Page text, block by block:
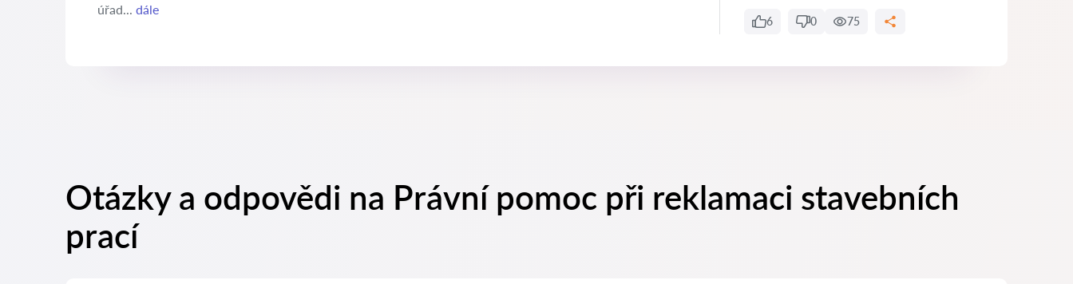
úřad... dále
6 0 75
Otázky a odpovědi na Právní pomoc při reklamaci stavebních
prací